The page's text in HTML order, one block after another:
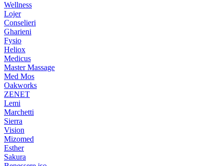
Wellness
Lojer
Conselieri
Gharieni
Fysio
Heliox
Medicus
Master Massage
Med Mos
Oakworks
ZENET
Lemi
Marchetti
Sierra
Vision
Mizomed
Esther
Sakura